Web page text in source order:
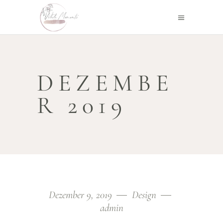
DEZEMBE
R 2019
Dezember 9, 2019
Design
admin